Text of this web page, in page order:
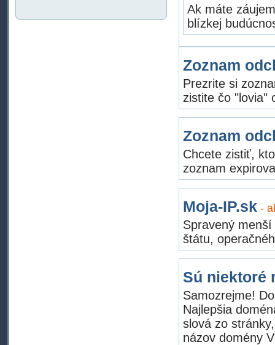
Ak máte
blízkej
Zoznam
Prezrite si
zistite čo "lovia"
Zoznam
Chcete zistiť,
zoznam
Moja-IP.sk-
Spravený
štátu,
Sú niektoré
Samozrejme!
Najlepšia
slová zo
názov domény